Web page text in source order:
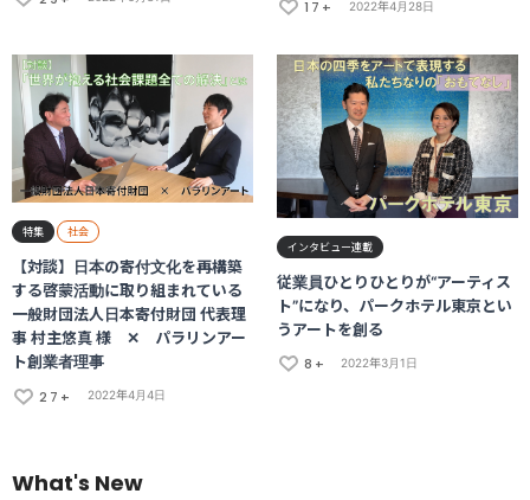
17+
2022年4月28日
特集 社会
【対談】日本の寄付文化を再構築
する啓蒙活動に取り組まれている
一般財団法人日本寄付財団 代表理
事 村主悠真 様 ✕ パラリンアー
ト創業者理事
27+
2022年4月4日
インタビュー連載
従業員ひとりひとりが“アーティス
ト”になり、パークホテル東京とい
うアートを創る
8+
2022年3月1日
What's New